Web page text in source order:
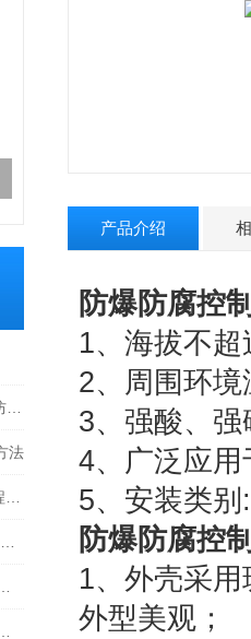
法
产品介绍
防爆防腐控
1、海拔不
2、周围环
3、强酸、
4、广泛应
5、安装类别
防爆防腐控
1、外壳采
外型美观；